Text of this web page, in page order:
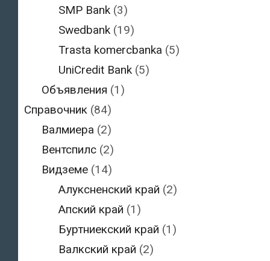
SMP Bank (3)
Swedbank (19)
Trasta komercbanka (5)
UniCredit Bank (5)
Объявления (1)
Справочник (84)
Валмиера (2)
Вентспилс(2)
Видземе(14)
Алуксненский край (2)
Апский край (1)
Буртниекский край (1)
Валкский край (2)